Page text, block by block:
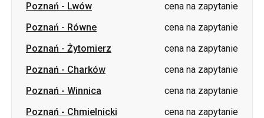
Poznań - Lwów
cena na zapytanie
Poznań - Równe
cena na zapytanie
Poznań - Żytomierz
cena na zapytanie
Poznań - Charków
cena na zapytanie
Poznań - Winnica
cena na zapytanie
Poznań - Chmielnicki
cena na zapytanie